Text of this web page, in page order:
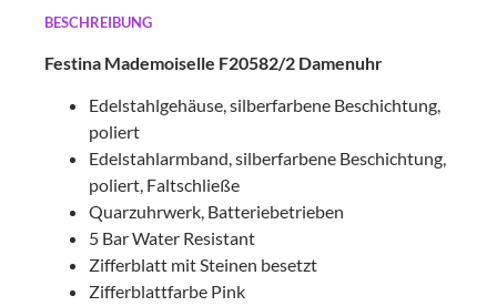
BESCHREIBUNG
Festina Mademoiselle F20582/2 Damenuhr
Edelstahlgehäuse, silberfarbene Beschichtung,
poliert
Edelstahlarmband, silberfarbene Beschichtung,
poliert, Faltschließe
Quarzuhrwerk, Batteriebetrieben
5 Bar Water Resistant
Zifferblatt mit Steinen besetzt
Zifferblattfarbe Pink